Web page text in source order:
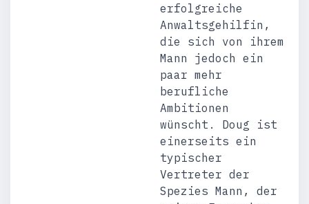
erfolgreiche
Anwaltsgehilfin,
die sich von ihrem
Mann jedoch ein
paar mehr
berufliche
Ambitionen
wünscht. Doug ist
einerseits ein
typischer
Vertreter der
Spezies Mann, der